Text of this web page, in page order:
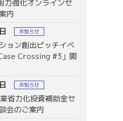
強化オンラインセ
内
お知らせ
ョン創出ピッチイベ
Crossing #3」開
お知らせ
省力化投資補助金セ
会のご案内